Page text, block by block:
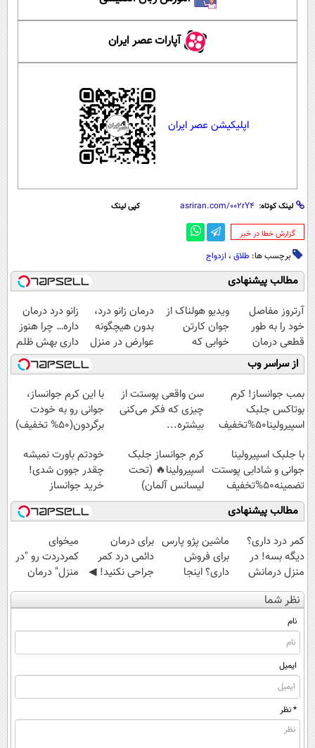
آپارات عصر ایران
اپلیکیشن عصر ایران
لینک کوتاه: کپی لینک
‌گزارش خطا در خبر
برچسب ها: طلاق ، ازدواج
مطالب پیشنهادی
آرتروز مفاصل
خود را به طور
قطعی درمان
کنید!
◗پرسش‌نامه◖
ویدیو هولناک از
جوان کارتن
خوابی که
میلیاردر شد.
آموزش رایگان
درمان زانو درد،
بدون هیچگونه
عوارض در منزل
(◂پرسش‌نامه)
زانو درد درمان
داره… چرا هنوز
داری بهش ظلم
می‌کنی؟
از سراسر وب
بمب جوانساز! کرم
بوتاکس جلبک
اسپیرولینا50%تخفیف
سن واقعی پوستت از
چیزی که فکر می‌کنی
بیشتره...
با این کرم جوانساز،
جوانی رو به خودت
برگردون(50% تخفیف)
با جلبک اسپیرولینا
جوانی و شادابی پوستت
تضمینه50%تخفیف
کرم جوانساز جلبک
اسپیرولینا🔥 (تحت
لیسانس آلمان)
خودتم باورت نمیشه
چقدر جوون شدی!
خرید جوانساز
اسپیرولینا با تخفیف
ویژه
مطالب پیشنهادی
کمر درد داری؟
دیگه بسه! در
منزل درمانش
کن
(◀پرسش‌نامه)
ماشین پژو پارس
برای فروش
داری؟ اینجا
سریع بفروشش
برای درمان
دائمی درد کمر
جراحی نکنید! ◀
پرسش‌نامه رو پر
کن ▶
میخوای
کمردردت رو "در
منزل" درمان
کنی؟ (◂فیلم +
◂پرسش‌نامه)
نظر شما
نام
ایمیل
* نظر